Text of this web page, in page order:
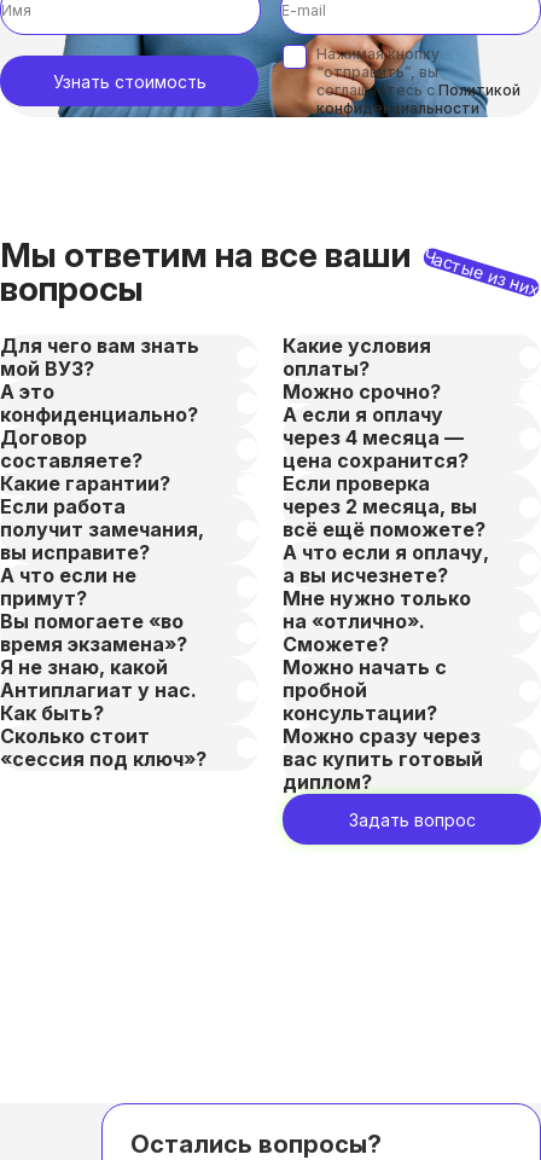
Узнать стоимость
Нажимая кнопку
“отправить”, вы
соглашаетесь с Политикой
конфиденциальности
Мы ответим на все ваши
вопросы
Частые из них
Для чего вам знать
мой ВУЗ?
А это
конфиденциально?
Договор
составляете?
Какие гарантии?
Если работа
получит замечания,
вы исправите?
А что если не
примут?
Вы помогаете «во
время экзамена»?
Я не знаю, какой
Антиплагиат у нас.
Как быть?
Сколько стоит
«сессия под ключ»?
Какие условия
оплаты?
Можно срочно?
А если я оплачу
через 4 месяца —
цена сохранится?
Если проверка
через 2 месяца, вы
всё ещё поможете?
А что если я оплачу,
а вы исчезнете?
Мне нужно только
на «отлично».
Сможете?
Можно начать с
пробной
консультации?
Можно сразу через
вас купить готовый
диплом?
Задать вопрос
Остались вопросы?